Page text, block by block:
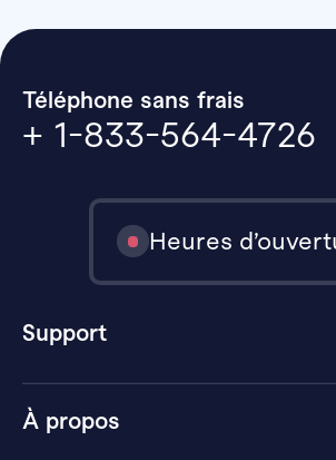
À propos
Téléphone sans frais
+ 1-833-564-4726
Heures
Support